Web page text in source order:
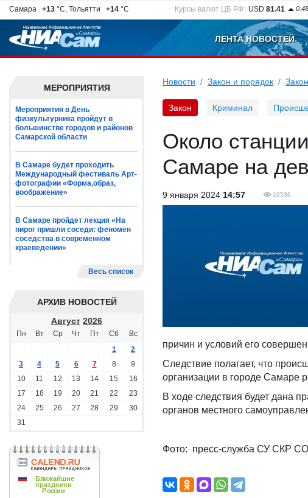
Самара +13 °C, Тольятти +14 °C Курсы валют ЦБ РФ: USD 81.41 0.48
ЛЕНТА НОВОСТЕЙ
МЕРОПРИЯТИЯ
Мероприятия в День
физкультурника пройдут в
большинстве городов и районов
Самарской области
В Самаре будет проходить
Международный фестиваль Арт-
фотографии «Форма,образ,
воображение»
В Самаре пройдет лекция «На
пирог пришли соседи: феномен
соседства в современном
краеведении»
Весь список
АРХИВ НОВОСТЕЙ
Август 2026
Пн Вт Ср Чт Пт Сб
Вс
1
2
3
4 5 6 7 8
9
10
11 12 13 14 15
16
17
18 19 20 21 22
23
24
25 26 27 28 29
30
31
Новости Закон и порядок Закон
Закон Криминал
Около
Самаре на
9 января 2024 14:57 10536
причин и условий его
Следствие полагает, что
организации в городе Самаре
В ходе следствия будет дана
органов местного
Фото: пресс-служба СУ СКР СО